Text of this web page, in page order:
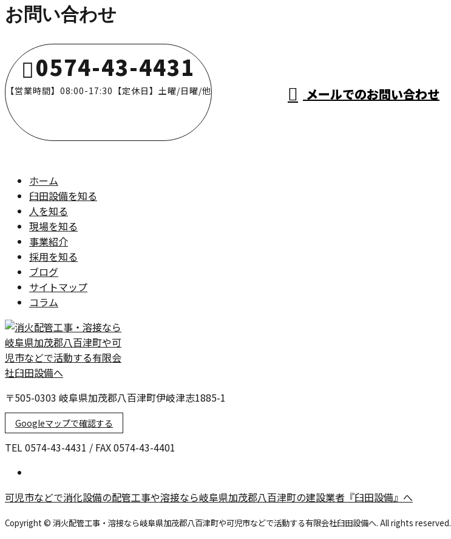
お問い合わせ
0574-43-4431
【営業時間】08:00-17:30【定休日】土曜/日曜/他 メールでのお問い合わせ
ホーム
臼田設備を知る
人を知る
現場を知る
事業紹介
採用を知る
ブログ
サイトマップ
コラム
〒505-0303 岐阜県加茂郡八百津町伊岐津志1885-1
Googleマップで確認する
TEL 0574-43-4431 / FAX 0574-43-4401
可児市などで消化設備の配管工事や溶接なら岐阜県加茂郡八百津町の建設業者『臼田設備』へ
Copyright © 消火配管工事・溶接なら岐阜県加茂郡八百津町や可児市などで活動する有限会社臼田設備へ. All rights reserved.